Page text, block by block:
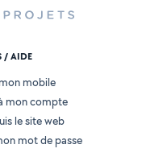
/ AIDE
mobile
mon compte
le site web
mot de passe